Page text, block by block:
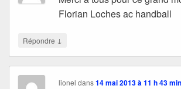
Florian Loches ac handball
Répondre ↓
lionel dans14 mai 2013 à 11 h 43 min